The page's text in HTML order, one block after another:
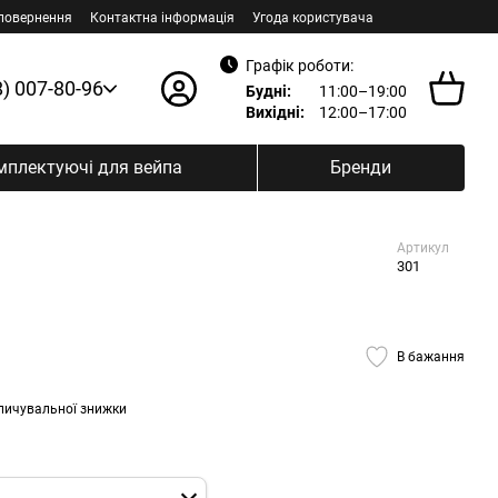
Контактна інформація Угода користувача
007-80-96
Графік роботи:
Будні:
11:00–19:00
Вихідні:
12:00–17:00
для вейпа Бренди
Артикул
301
В бажання
знижки